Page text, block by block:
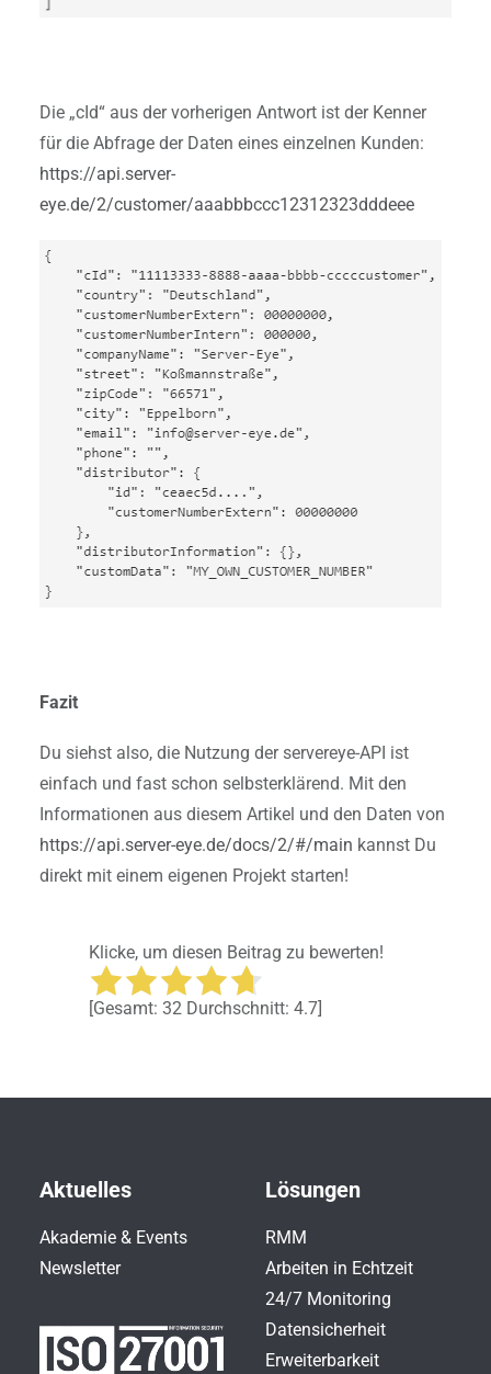
Die „cId“ aus der vorherigen Antwort ist der Kenner
für die Abfrage der Daten eines einzelnen Kunden:
https://api.server-
eye.de/2/customer/aaabbbccc12312323dddeee
Fazit
Du siehst also, die Nutzung der servereye-API ist
einfach und fast schon selbsterklärend. Mit den
Informationen aus diesem Artikel und den Daten von
https://api.server-eye.de/docs/2/#/main kannst Du
direkt mit einem eigenen Projekt starten!
Klicke, um diesen Beitrag zu bewerten!
[Gesamt: 32 Durchschnitt: 4.7]
Aktuelles
Akademie & Events
Newsletter
Lösungen
RMM
Arbeiten in Echtzeit
24/7 Monitoring
Datensicherheit
Erweiterbarkeit